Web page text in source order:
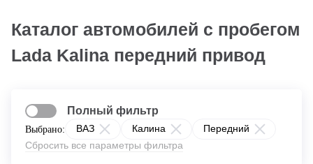
Каталог автомобилей с пробегом
Lada Kalina передний привод
Выбрано: ВАЗ Калина
Передний
Сбросить все параметры фильтра
Полный фильтр